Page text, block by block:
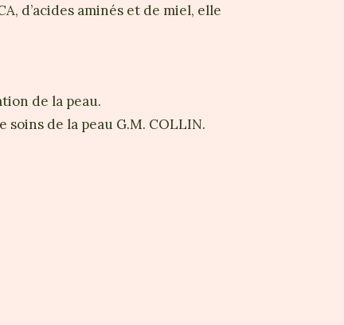
d’acides aminés et de miel, elle
de la peau.
de la peau G.M. COLLIN.